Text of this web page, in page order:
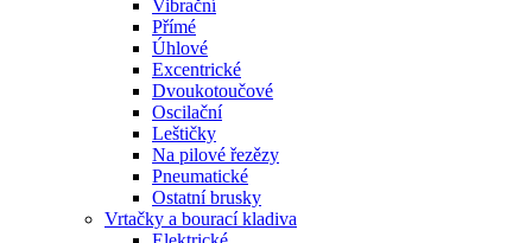
Vibrační
Přímé
Úhlové
Excentrické
Dvoukotoučové
Oscilační
Leštičky
Na pilové řezězy
Pneumatické
Ostatní brusky
Vrtačky a bourací kladiva